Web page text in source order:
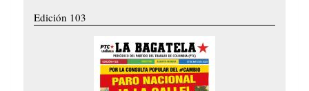
Edición 103